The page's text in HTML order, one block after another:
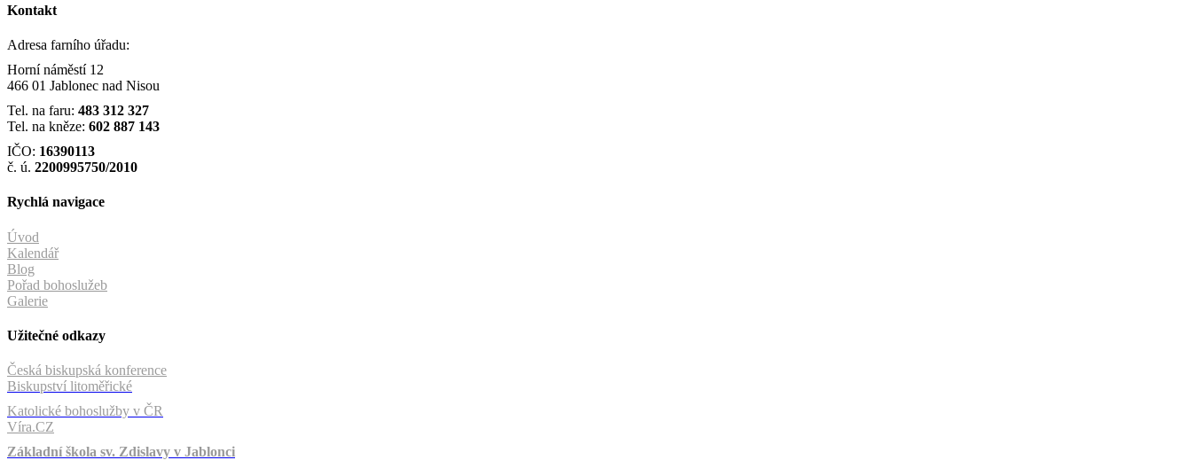
Kontakt
Adresa farního úřadu:
Horní náměstí 12
466 01 Jablonec nad Nisou
Tel. na faru: 483 312 327
Tel. na kněze: 602 887 143
IČO: 16390113
č. ú. 2200995750/2010
Rychlá navigace
Úvod
Kalendář
Blog
Pořad bohoslužeb
Galerie
Užitečné odkazy
Česká biskupská konference
Biskupství litoměřické
Katolické bohoslužby v ČR
Víra.CZ
Základní škola sv. Zdislavy v Jablonci